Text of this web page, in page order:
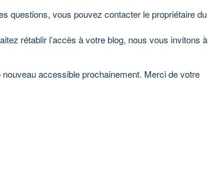
questions, vous pouvez contacter le propriétaire du
rétablir l’accès à votre blog, nous vous invitons à
accessible prochainement. Merci de votre